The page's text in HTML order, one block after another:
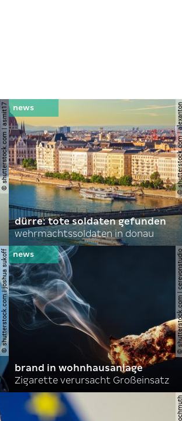
© shutterstock.com | asmit17 ©
dürre: tote soldaten gefunden
wehrmachtssoldaten in donau
© shutterstock.com | joshua sukoff ©
brand in wohnhausanlage
Zigarette verursacht Großeinsatz